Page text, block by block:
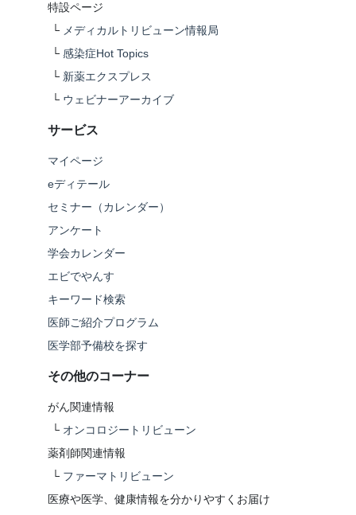
特設ページ
└ メディカルトリビューン情報局
└ 感染症Hot Topics
└ 新薬エクスプレス
└ ウェビナーアーカイブ
サービス
マイページ
eディテール
セミナー（カレンダー）
アンケート
学会カレンダー
エビでやんす
キーワード検索
医師ご紹介プログラム
医学部予備校を探す
その他のコーナー
がん関連情報
└ オンコロジートリビューン
薬剤師関連情報
└ ファーマトリビューン
医療や医学、健康情報を分かりやすくお届け